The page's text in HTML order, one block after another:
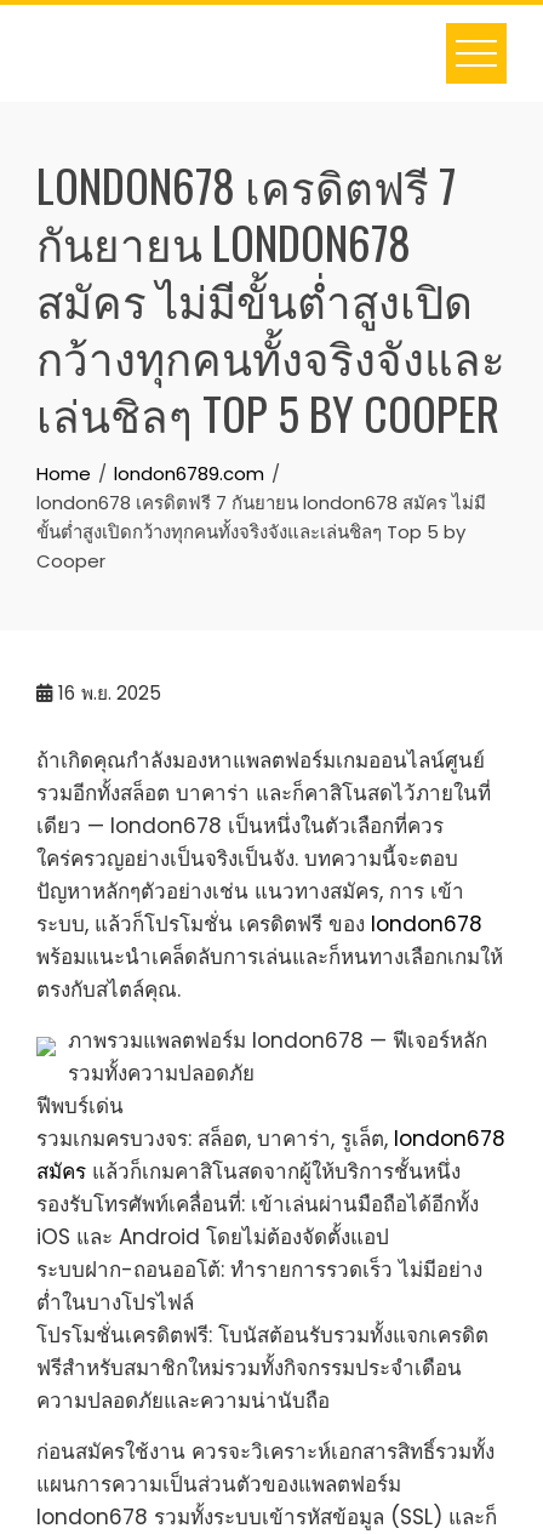
Skip
LONDON678 เครดิตฟรี 7
กันยายน LONDON678
สมัคร ไม่มีขั้นต่ำสูงเปิด
กว้างทุกคนทั้งจริงจังและ
เล่นชิลๆ TOP 5 BY COOPER
Home
london6789.com
london678 เครดิตฟรี 7 กันยายน london678 สมัคร ไม่มี
ขั้นต่ำสูงเปิดกว้างทุกคนทั้งจริงจังและเล่นชิลๆ Top 5 by
Cooper
16 พ.ย. 2025
ถ้าเกิดคุณกำลังมองหาแพลตฟอร์มเกมออนไลน์ศูนย์
รวมอีกทั้งสล็อต บาคาร่า และก็คาสิโนสดไว้ภายในที่
เดียว — london678 เป็นหนึ่งในตัวเลือกที่ควร
ใคร่ครวญอย่างเป็นจริงเป็นจัง. บทความนี้จะตอบ
ปัญหาหลักๆตัวอย่างเช่น แนวทางสมัคร, การ เข้า
ระบบ, แล้วก็โปรโมชั่น เครดิตฟรี ของ london678
พร้อมแนะนำเคล็ดลับการเล่นและก็หนทางเลือกเกมให้
ตรงกับสไตล์คุณ.
ภาพรวมแพลตฟอร์ม london678 — ฟีเจอร์หลัก
รวมทั้งความปลอดภัย
ฟีพบร์เด่น
รวมเกมครบวงจร: สล็อต, บาคาร่า, รูเล็ต, london678
สมัคร แล้วก็เกมคาสิโนสดจากผู้ให้บริการชั้นหนึ่ง
รองรับโทรศัพท์เคลื่อนที่: เข้าเล่นผ่านมือถือได้อีกทั้ง
iOS และ Android โดยไม่ต้องจัดตั้งแอป
ระบบฝาก-ถอนออโต้: ทำรายการรวดเร็ว ไม่มีอย่าง
ต่ำในบางโปรไฟล์
โปรโมชั่นเครดิตฟรี: โบนัสต้อนรับรวมทั้งแจกเครดิต
ฟรีสำหรับสมาชิกใหม่รวมทั้งกิจกรรมประจำเดือน
ความปลอดภัยและความน่านับถือ
ก่อนสมัครใช้งาน ควรจะวิเคราะห์เอกสารสิทธิ์รวมทั้ง
แผนการความเป็นส่วนตัวของแพลตฟอร์ม
london678 รวมทั้งระบบเข้ารหัสข้อมูล (SSL) และก็